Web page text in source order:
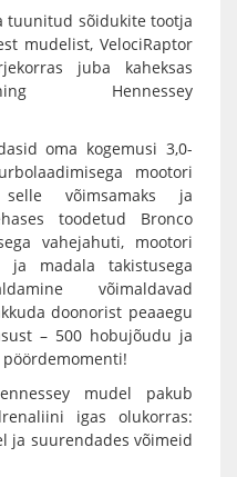
tuunitud sõidukite tootja
mudelist, VelociRaptor
juba kaheksas
Hennessey
oma kogemusi 3,0-
mootori
võimsamaks ja
toodetud Bronco
vahejahuti, mootori
ja madala takistusega
võimaldavad
doonorist peaaegu
– 500 hobujõudu ja
mudel pakub
igas olukorras:
ja suurendades võimeid